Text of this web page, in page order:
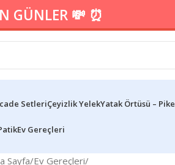
GÜNLER 💸 ⏰
SetleriÇeyizlik YelekYatak Örtüsü – Pike
Ev Gereçleri
Sayfa/Ev Gereçleri/